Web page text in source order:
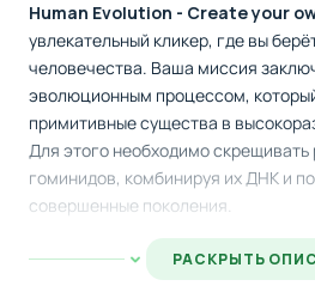
Human Evolution - Create your
увлекательный кликер, где вы
человечества. Ваша миссия
эволюционным процессом,
примитивные существа в
Для этого необходимо
гоминидов, комбинируя их ДНК и
совершенные поколения.
Игровой процесс построен на
ресурсов и постепенного
РАСКРЫТЬ